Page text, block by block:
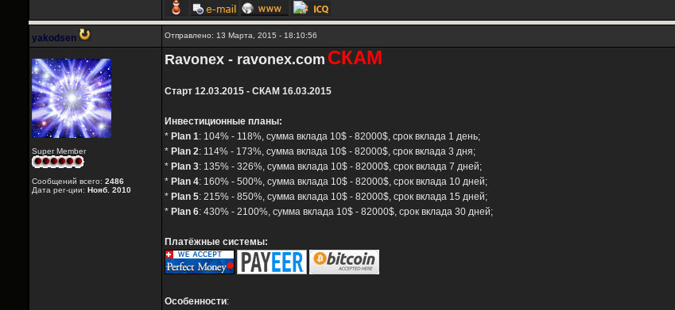
yakodsen Отправлено: 13 Марта, 2015 - 18:10:56
Super Member
Сообщений всего: 2486
Дата рег-ции: Нояб. 2010
Ravonex - ravonex.com СКАМ
Старт 12.03.2015 - СКАМ 16.03.2015
Инвестиционные планы:
* Plan 1: 104% - 118%, сумма вклада 10$ - 82000$, срок вклада 1 день;
* Plan 2: 114% - 173%, сумма вклада 10$ - 82000$, срок вклада 3 дня;
* Plan 3: 135% - 326%, сумма вклада 10$ - 82000$, срок вклада 7 дней;
* Plan 4: 160% - 500%, сумма вклада 10$ - 82000$, срок вклада 10 дней;
* Plan 5: 215% - 850%, сумма вклада 10$ - 82000$, срок вклада 15 дней;
* Plan 6: 430% - 2100%, сумма вклада 10$ - 82000$, срок вклада 30 дней;
Платёжные системы:
Особенности: